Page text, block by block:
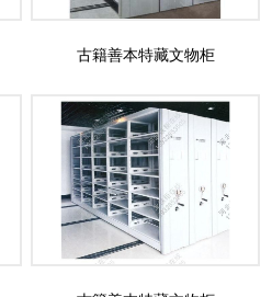
古籍善本特藏文物柜